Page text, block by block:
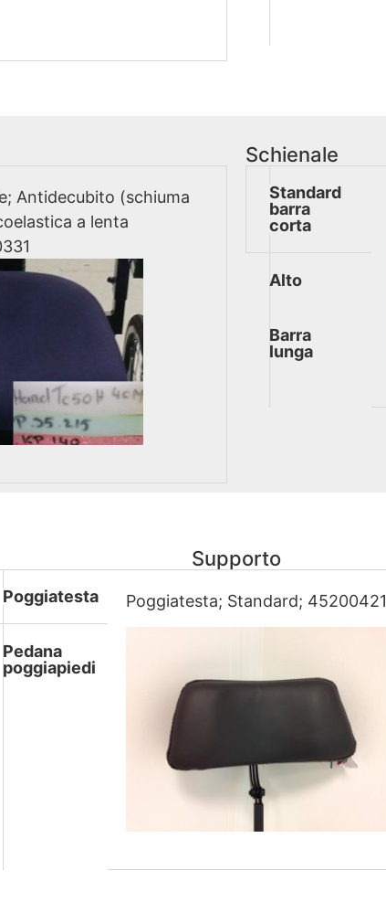
Antidecubito (schiuma
a lenta
Schienale
Standard
barra
corta
Alto
Barra
lunga
Supporto
Poggiatesta
Pedana
poggiapiedi
Poggiatesta; Standard; 45200421